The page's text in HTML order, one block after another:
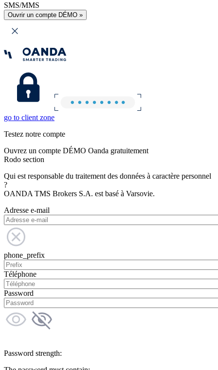
SMS/MMS
Ouvrir un compte DÉMO »
go to client zone
Testez notre compte
Ouvrez un compte DÉMO Oanda gratuitement
Rodo section
Qui est responsable du traitement des données à caractère personnel
?
OANDA TMS Brokers S.A. est basé à Varsovie.
Adresse e-mail
phone_prefix
Téléphone
Password
Password strength: